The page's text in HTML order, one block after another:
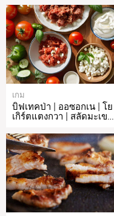
เกม
บิฟเทคป่า | ออซอกเน | โย
เกิร์ตแตงกวา | สลัดมะเข…